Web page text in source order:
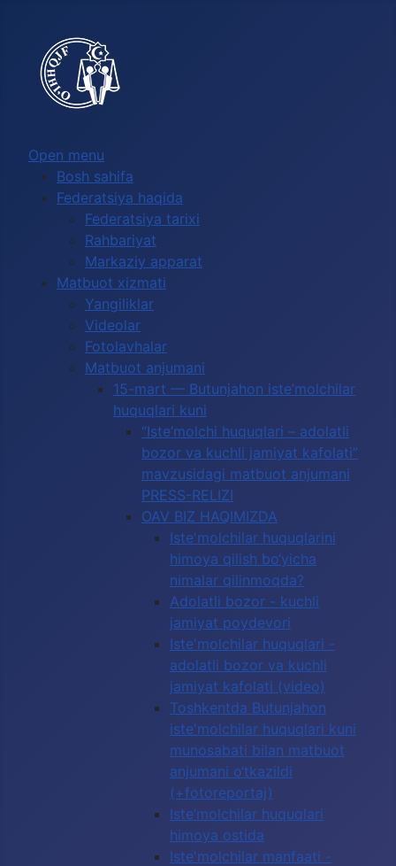
Open menu
Bosh sahifa
Federatsiya haqida
Federatsiya tarixi
Rahbariyat
Markaziy apparat
Matbuot xizmati
Yangiliklar
Videolar
Fotolavhalar
Matbuot anjumani
15-mart — Butunjahon iste’molchilar
huquqlari kuni
“Iste’molchi huquqlari – adolatli
bozor va kuchli jamiyat kafolati”
mavzusidagi matbuot anjumani
PRESS-RELIZI
OAV BIZ HAQIMIZDA
Iste'molchilar huquqlarini
himoya qilish bo‘yicha
nimalar qilinmoqda?
Adolatli bozor - kuchli
jamiyat poydevori
Iste'molchilar huquqlari -
adolatli bozor va kuchli
jamiyat kafolati (video)
Toshkentda Butunjahon
iste'molchilar huquqlari kuni
munosabati bilan matbuot
anjumani o‘tkazildi
(+fotoreportaj)
Iste’molchilar huquqlari
himoya ostida
Iste'molchilar manfaati -